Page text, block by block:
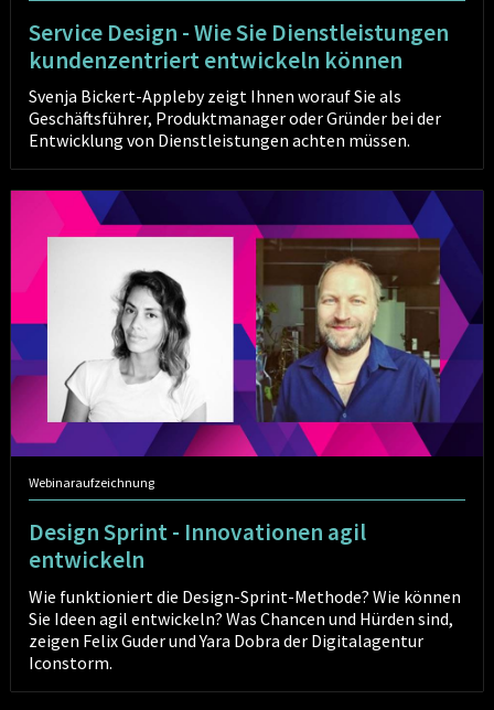
Service Design - Wie Sie Dienstleistungen
kundenzentriert entwickeln können
Svenja Bickert-Appleby zeigt Ihnen worauf Sie als
Geschäftsführer, Produktmanager oder Gründer bei der
Entwicklung von Dienstleistungen achten müssen.
Webinaraufzeichnung
Design Sprint - Innovationen agil
entwickeln
Wie funktioniert die Design-Sprint-Methode? Wie können
Sie Ideen agil entwickeln? Was Chancen und Hürden sind,
zeigen Felix Guder und Yara Dobra der Digitalagentur
Iconstorm.
Design
Innovationen
agil